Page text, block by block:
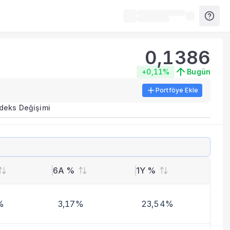
metrikleri listelenir.
benzer fonları inceleyebilirsiniz.
0,1386
+0,11% Bugün
Portföye Ekle
Değişimi
6A % 1Y %
3,17% 23,54%